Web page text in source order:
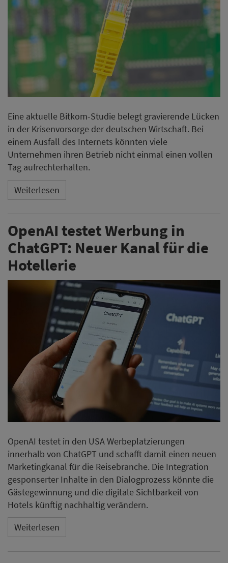
Eine aktuelle Bitkom-Studie belegt gravierende Lücken
in der Krisenvorsorge der deutschen Wirtschaft. Bei
einem Ausfall des Internets könnten viele
Unternehmen ihren Betrieb nicht einmal einen vollen
Tag aufrechterhalten.
Weiterlesen
OpenAI testet Werbung in
ChatGPT: Neuer Kanal für die
Hotellerie
OpenAI testet in den USA Werbeplatzierungen
innerhalb von ChatGPT und schafft damit einen neuen
Marketingkanal für die Reisebranche. Die Integration
gesponserter Inhalte in den Dialogprozess könnte die
Gästegewinnung und die digitale Sichtbarkeit von
Hotels künftig nachhaltig verändern.
Weiterlesen